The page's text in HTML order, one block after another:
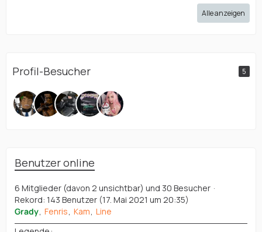
Alle anzeigen
Profil-Besucher 5
Benutzer online
6 Mitglieder (davon 2 unsichtbar) und 30 Besucher
Rekord: 143 Benutzer (17. Mai 2021 um 20:35)
Grady Fenris Kam Line